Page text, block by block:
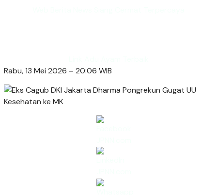
Rabu, 13 Mei 2026 – 20:06 WIB